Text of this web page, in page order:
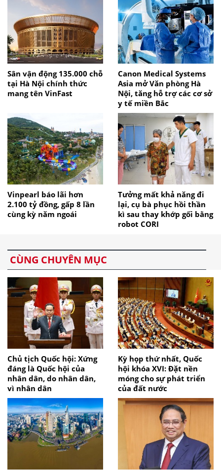
Sân vận động 135.000 chỗ
tại Hà Nội chính thức
mang tên VinFast
Canon Medical Systems
Asia mở Văn phòng Hà
Nội, tăng hỗ trợ các cơ sở
y tế miền Bắc
Vinpearl báo lãi hơn
2.100 tỷ đồng, gấp 8 lần
cùng kỳ năm ngoái
Tưởng mất khả năng đi
lại, cụ bà phục hồi thần
kì sau thay khớp gối bằng
robot CORI
CÙNG CHUYÊN MỤC
Chủ tịch Quốc hội: Xứng
đáng là Quốc hội của
nhân dân, do nhân dân,
vì nhân dân
Kỳ họp thứ nhất, Quốc
hội khóa XVI: Đặt nền
móng cho sự phát triển
của đất nước